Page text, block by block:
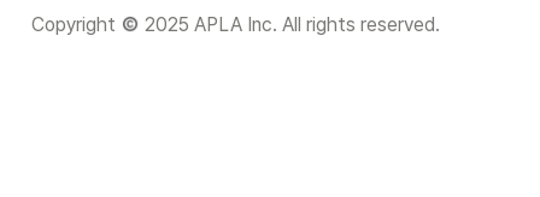
Copyright 2025 APLA Inc. All rights reserved.